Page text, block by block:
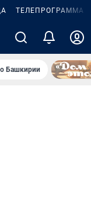
ТЕЛЕПРОГРАММА
Башкирии